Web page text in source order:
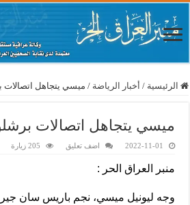
الرئيسية / أخبار الرياضة / ميسي يتجاهل اتصالات
ميسي يتجاهل اتصالات
2022-11-01 اضف تعليق 205 زيارة
منبر العراق الحر :
وجه ليونيل ميسي، نجم باريس سان